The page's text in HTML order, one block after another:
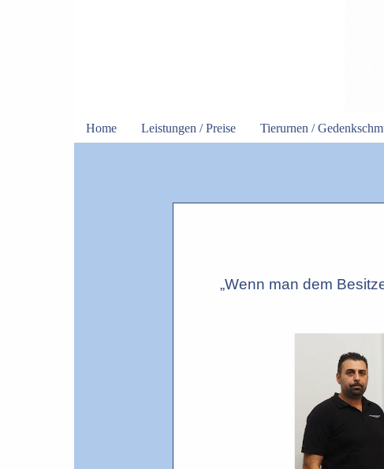
Home Leistungen / Preise Tierurnen /
„Wenn man dem